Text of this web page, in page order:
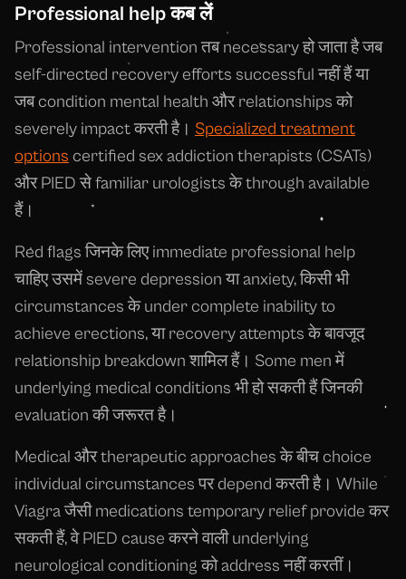
Professional help कब लें
Professional intervention तब necessary हो जाता है जब
self-directed recovery efforts successful नहीं हैं या
जब condition mental health और relationships को
severely impact करती है। Specialized treatment
options certified sex addiction therapists (CSATs)
और PIED से familiar urologists के through available
हैं।
Red flags जिनके लिए immediate professional help
चाहिए उसमें severe depression या anxiety, किसी भी
circumstances के under complete inability to
achieve erections, या recovery attempts के बावजूद
relationship breakdown शामिल हैं। Some men में
underlying medical conditions भी हो सकती हैं जिनकी
evaluation की जरूरत है।
Medical और therapeutic approaches के बीच choice
individual circumstances पर depend करती है। While
Viagra जैसी medications temporary relief provide कर
सकती हैं, वे PIED cause करने वाली underlying
neurological conditioning को address नहीं करतीं।